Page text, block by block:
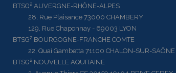
BTSG² AUVERGNE-RHÔNE-ALPES
28, Rue Plaisance 73000 CHAMBERY
129, Rue Chaponnay - 69003 LYON
BTSG² BOURGOGNE-FRANCHE COMTE
22, Quai Gambetta 71100 CHALON-SUR-SAÔNE
BTSG² NOUVELLE AQUITAINE